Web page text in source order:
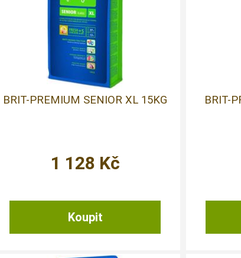
BRIT-PREMIUM SENIOR XL 15KG
1 128 Kč
BRIT-